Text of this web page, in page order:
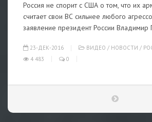
Россия не спорит с США о том, что их
считает свои ВС сильнее любого
заявление президент России Владимир
23-ДЕК-2016 ВИДЕО / НОВОСТИ /
4 483
0